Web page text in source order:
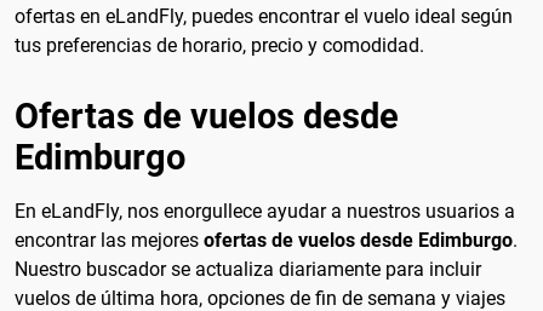
ofertas en eLandFly, puedes encontrar el vuelo ideal según
tus preferencias de horario, precio y comodidad.
Ofertas de vuelos desde
Edimburgo
En eLandFly, nos enorgullece ayudar a nuestros usuarios a
encontrar las mejores ofertas de vuelos desde Edimburgo.
Nuestro buscador se actualiza diariamente para incluir
vuelos de última hora, opciones de fin de semana y viajes